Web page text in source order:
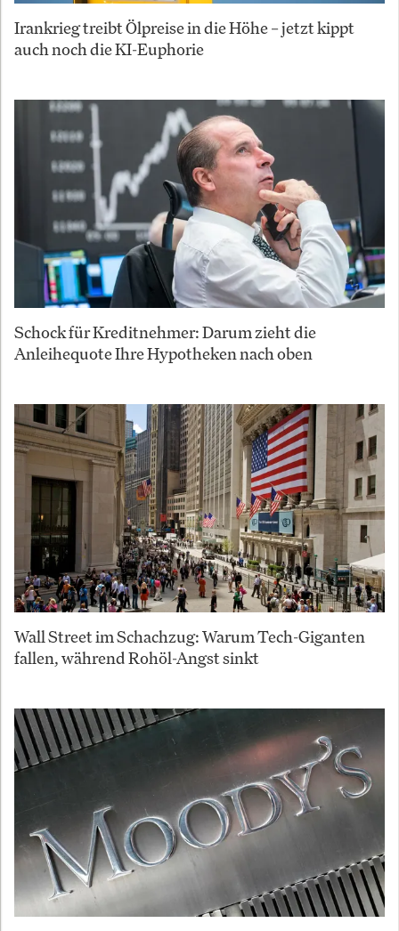
Irankrieg treibt Ölpreise in die Höhe – jetzt kippt
auch noch die KI-Euphorie
Schock für Kreditnehmer: Darum zieht die
Anleihequote Ihre Hypotheken nach oben
Wall Street im Schachzug: Warum Tech-Giganten
fallen, während Rohöl-Angst sinkt